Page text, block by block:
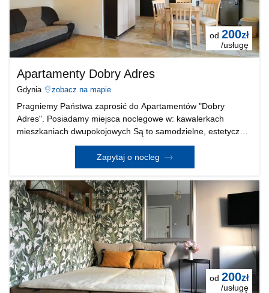
od 200zł
/usługę
Apartamenty Dobry Adres
Gdynia zobacz na mapie
Pragniemy Państwa zaprosić do Apartamentów "Dobry
Adres". Posiadamy miejsca noclegowe w: kawalerkach
mieszkaniach dwupokojowych Są to samodzielne, estetyczne
a zarazem bardzo komfortowe mieszkania. W każdym z
mieszkań znajdują się łazienki i aneksy kuchenne. Poza tym
Zapytaj o nocleg
od 200zł
/usługę